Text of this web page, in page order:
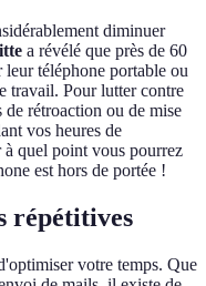
diminuer
a révélé que près de 60
leur téléphone portable ou
travail. Pour lutter contre
rétroaction ou de mise
vos heures de
quel point vous pourrez
est hors de portée !
répétitives
votre temps. Que